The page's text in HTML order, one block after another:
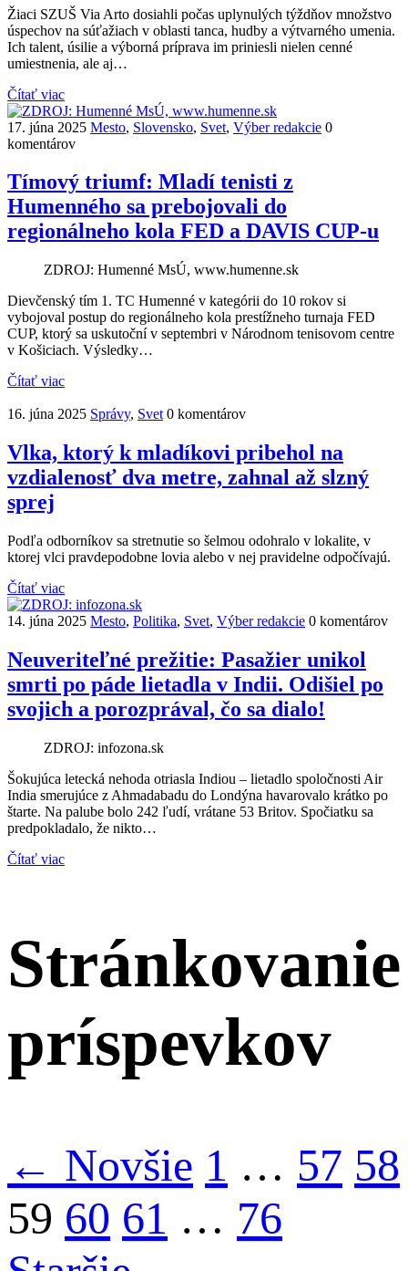
Žiaci SZUŠ Via Arto dosiahli počas uplynulých týždňov množstvo
úspechov na súťažiach v oblasti tanca, hudby a výtvarného umenia.
Ich talent, úsilie a výborná príprava im priniesli nielen cenné
umiestnenia, ale aj…
Čítať viac
17. júna 2025 Mesto, Slovensko, Svet, Výber redakcie 0
komentárov
Tímový triumf: Mladí tenisti z
Humenného sa prebojovali do
regionálneho kola FED a DAVIS CUP-u
ZDROJ: Humenné MsÚ, www.humenne.sk
Dievčenský tím 1. TC Humenné v kategórii do 10 rokov si
vybojoval postup do regionálneho kola prestížneho turnaja FED
CUP, ktorý sa uskutoční v septembri v Národnom tenisovom centre
v Košiciach. Výsledky…
Čítať viac
16. júna 2025 Správy, Svet 0 komentárov
Vlka, ktorý k mladíkovi pribehol na
vzdialenosť dva metre, zahnal až slzný
sprej
Podľa odborníkov sa stretnutie so šelmou odohralo v lokalite, v
ktorej vlci pravdepodobne lovia alebo v nej pravidelne odpočívajú.
Čítať viac
14. júna 2025 Mesto, Politika, Svet, Výber redakcie 0 komentárov
Neuveriteľné prežitie: Pasažier unikol
smrti po páde lietadla v Indii. Odišiel po
svojich a porozprával, čo sa dialo!
ZDROJ: infozona.sk
Šokujúca letecká nehoda otriasla Indiou – lietadlo spoločnosti Air
India smerujúce z Ahmadabadu do Londýna havarovalo krátko po
štarte. Na palube bolo 242 ľudí, vrátane 53 Britov. Spočiatku sa
predpokladalo, že nikto…
Čítať viac
Stránkovanie
príspevkov
← Novšie 1 … 57 58
59 60 61 … 76